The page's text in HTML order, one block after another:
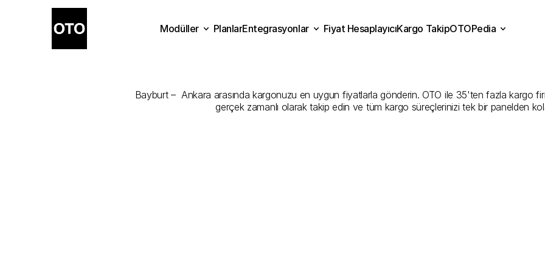
Bayburt –  Ankara arasında kargonuzu en uygun fiyatlarla gönderin. OTO ile 35'ten fazla kargo
gerçek zamanlı olarak takip edin ve tüm kargo süreçlerinizi tek bir panelden
Modüller
PlanlarEntegrasyonlar
Fiyat HesaplayıcıKargo TakipOTOPedia